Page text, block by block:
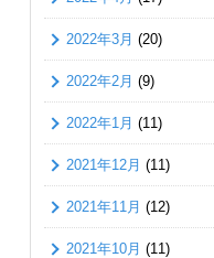
2022年3月 (20)
2022年2月 (9)
2022年1月 (11)
2021年12月 (11)
2021年11月 (12)
2021年10月 (11)